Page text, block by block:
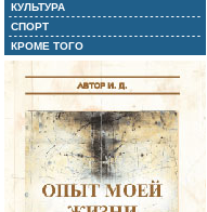
КУЛЬТУРА
СПОРТ
КРОМЕ ТОГО